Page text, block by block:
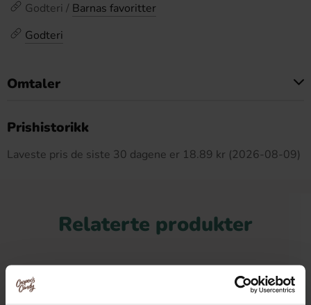
Godteri / Barnas favoritter
Godteri
Omtaler
Prishistorikk
Laveste pris de siste 30 dagene er 18.89 kr (2026-08-09)
Relaterte produkter